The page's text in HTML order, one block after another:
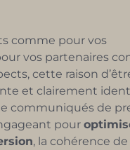
comme pour vos
vos partenaires
cette raison
et clairement
communiqués de
pour
, la cohérence de